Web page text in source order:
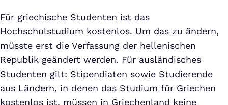
Für griechische Studenten ist das
Hochschulstudium kostenlos. Um das zu ändern,
müsste erst die Verfassung der hellenischen
Republik geändert werden. Für ausländisches
Studenten gilt: Stipendiaten sowie Studierende
aus Ländern, in denen das Studium für Griechen
kostenlos ist, müssen in Griechenland keine